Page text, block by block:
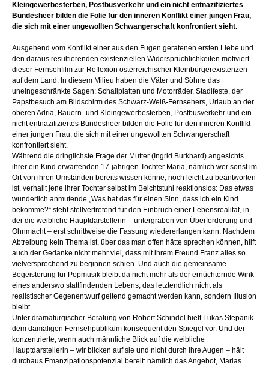
Kleingewerbesterben, Postbusverkehr und ein nicht entnazifiziertes
Bundesheer bilden die Folie für den inneren Konflikt einer jungen Frau,
die sich mit einer ungewollten Schwangerschaft konfrontiert sieht.
Ausgehend vom Konflikt einer aus den Fugen geratenen ersten Liebe und
den daraus resultierenden existenziellen Widersprüchlichkeiten motiviert
dieser Fernsehfilm zur Reflexion österreichischer Kleinbürgerexistenzen
auf dem Land. In diesem Milieu haben die Väter und Söhne das
uneingeschränkte Sagen: Schallplatten und Motorräder, Stadlfeste, der
Papstbesuch am Bildschirm des Schwarz-Weiß-Fernsehers, Urlaub an der
oberen Adria, Bauern- und Kleingewerbesterben, Postbusverkehr und ein
nicht entnazifiziertes Bundesheer bilden die Folie für den inneren Konflikt
einer jungen Frau, die sich mit einer ungewollten Schwangerschaft
konfrontiert sieht.
Während die dringlichste Frage der Mutter (Ingrid Burkhard) angesichts
ihrer ein Kind erwartenden 17-jährigen Tochter Maria, nämlich wer sonst im
Ort von ihren Umständen bereits wissen könne, noch leicht zu beantworten
ist, verhallt jene ihrer Tochter selbst im Beichtstuhl reaktionslos: Das etwas
wunderlich anmutende „Was hat das für einen Sinn, dass ich ein Kind
bekomme?“ steht stellvertretend für den Einbruch einer Lebensrealität, in
der die weibliche Hauptdarstellerin – untergraben von Überforderung und
Ohnmacht – erst schrittweise die Fassung wiedererlangen kann. Nachdem
Abtreibung kein Thema ist, über das man offen hätte sprechen können, hilft
auch der Gedanke nicht mehr viel, dass mit ihrem Freund Franz alles so
vielversprechend zu beginnen schien. Und auch die gemeinsame
Begeisterung für Popmusik bleibt da nicht mehr als der ernüchternde Wink
eines anderswo stattfindenden Lebens, das letztendlich nicht als
realistischer Gegenentwurf geltend gemacht werden kann, sondern Illusion
bleibt.
Unter dramaturgischer Beratung von Robert Schindel hielt Lukas Stepanik
dem damaligen Fernsehpublikum konsequent den Spiegel vor. Und der
konzentrierte, wenn auch männliche Blick auf die weibliche
Hauptdarstellerin – wir blicken auf sie und nicht durch ihre Augen – hält
durchaus Emanzipationspotenzial bereit: nämlich das Angebot, Marias